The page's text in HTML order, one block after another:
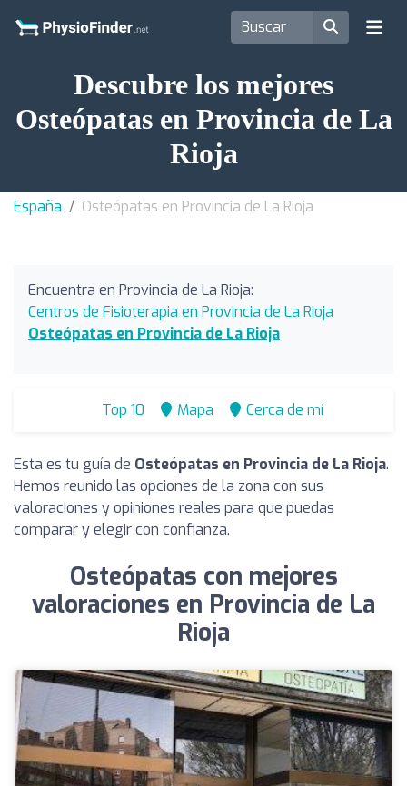
Descubre los mejores
Osteópatas en Provincia de La
Rioja
España Osteópatas en Provincia de La Rioja
Encuentra en Provincia de La Rioja:
Centros de Fisioterapia en Provincia de La Rioja
Osteópatas en Provincia de La Rioja
Top 10 Mapa Cerca de mí
Esta es tu guía de Osteópatas en Provincia de La Rioja.
Hemos reunido las opciones de la zona con sus
valoraciones y opiniones reales para que puedas
comparar y elegir con confianza.
Osteópatas con mejores
valoraciones en Provincia de La
Rioja